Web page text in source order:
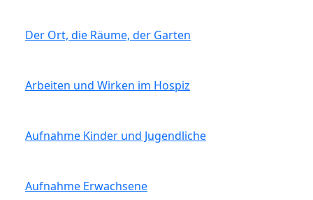
Der Ort, die Räume, der Garten
Arbeiten und Wirken im Hospiz
Aufnahme Kinder und Jugendliche
Aufnahme Erwachsene